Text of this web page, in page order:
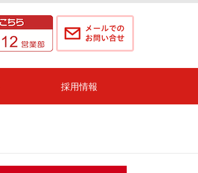
採用情報